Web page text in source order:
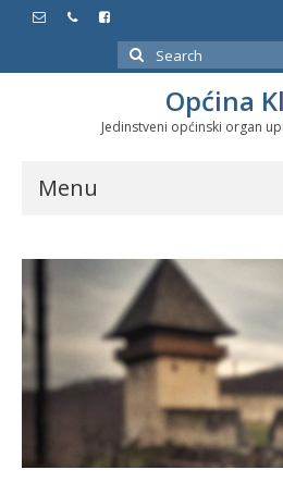
Search
for:
Općina
Jedinstveni općinski organ
Menu
Službeni glasnici
Javne nabavke
Značajni datumi i
Program energetske